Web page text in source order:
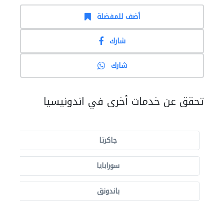
أضف للمفضلة
شارك
شارك
تحقق عن خدمات أخرى في اندونيسيا
جاكرتا
سورابايا
باندونق